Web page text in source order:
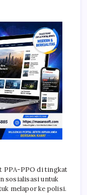
PPA-PPO di tingkat
sosialisasi untuk
melapor ke polisi.